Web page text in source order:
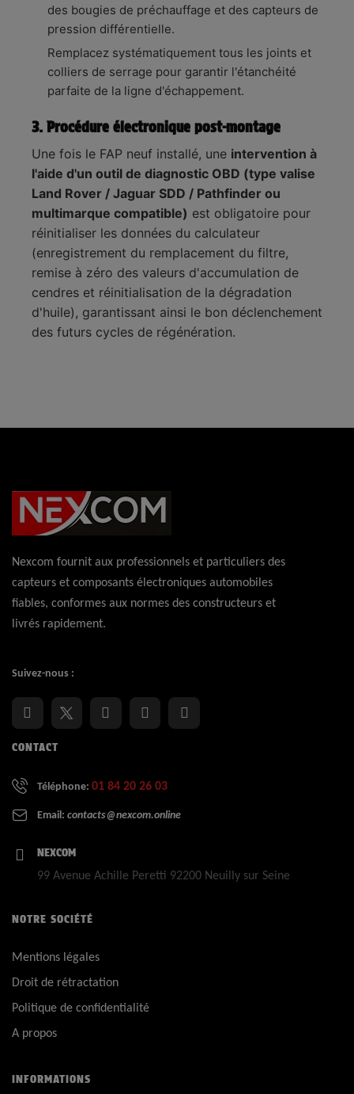
des bougies de préchauffage et des capteurs de
pression différentielle.
Remplacez systématiquement tous les joints et
colliers de serrage pour garantir l'étanchéité
parfaite de la ligne d'échappement.
3. Procédure électronique post-montage
Une fois le FAP neuf installé, une intervention à
l'aide d'un outil de diagnostic OBD (type valise
Land Rover / Jaguar SDD / Pathfinder ou
multimarque compatible) est obligatoire pour
réinitialiser les données du calculateur
(enregistrement du remplacement du filtre,
remise à zéro des valeurs d'accumulation de
cendres et réinitialisation de la dégradation
d'huile), garantissant ainsi le bon déclenchement
des futurs cycles de régénération.
Nexcom fournit aux professionnels et particuliers des
capteurs et composants électroniques automobiles
fiables, conformes aux normes des constructeurs et
livrés rapidement.
Suivez-nous :
CONTACT
Téléphone: 01 84 20 26 03
Email: contacts@nexcom.online
NEXCOM
99 Avenue Achille Peretti 92200 Neuilly sur Seine
NOTRE SOCIÉTÉ
Mentions légales
Droit de rétractation
Politique de confidentialité
A propos
INFORMATIONS